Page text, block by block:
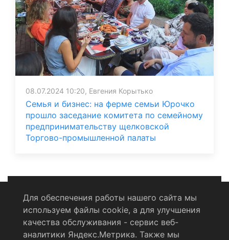
08.07.2024 10:20, Евгения Корытько
Семья и бизнес: на ферме семьи Юрочко
прошло заседание комитета по семейному
предпринимательству щелковской
Торгово-промышленной палаты
Политика конфиденциальности
Для обеспечения работы нашего сайта мы
используем файлы cookie, а для улучшения
качества обслуживания - сервис веб-
аналитики Яндекс.Метрика. Также мы